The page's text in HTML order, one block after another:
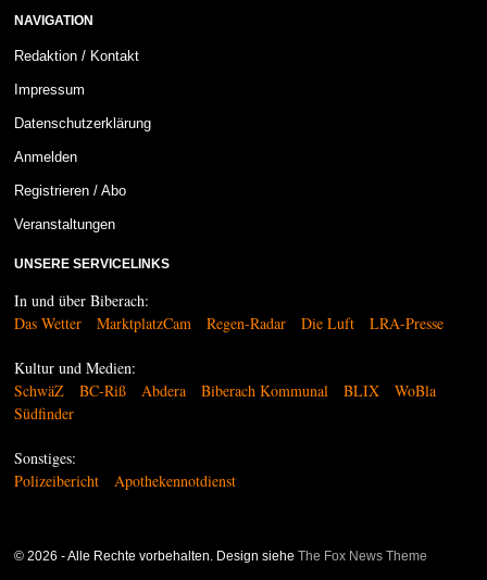
NAVIGATION
Redaktion / Kontakt
Impressum
Datenschutzerklärung
Anmelden
Registrieren / Abo
Veranstaltungen
UNSERE SERVICELINKS
In und über Biberach:
Das Wetter
MarktplatzCam Regen-Radar Die Luft LRA-Presse
Kultur und Medien:
SchwäZ
BC-Riß Abdera Biberach Kommunal BLIX
WoBla
Südfinder
Sonstiges:
Polizeibericht
Apothekennotdienst
©2026 - Alle Rechte vorbehalten. Design sieheThe Fox News Theme